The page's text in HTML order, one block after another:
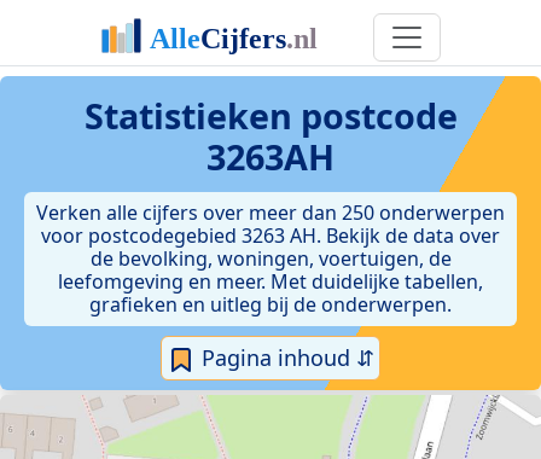
Statistieken postcode
3263AH
Verken alle cijfers over meer dan 250 onderwerpen
voor postcodegebied 3263 AH. Bekijk de data over
de bevolking, woningen, voertuigen, de
leefomgeving en meer. Met duidelijke tabellen,
grafieken en uitleg bij de onderwerpen.
Pagina inhoud ⇵